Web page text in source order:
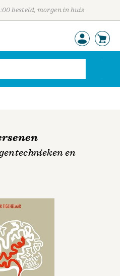
besteld, morgen in huis
en